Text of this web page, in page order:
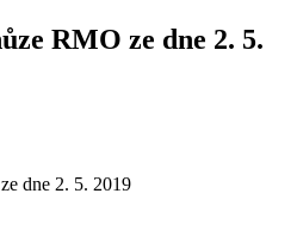
RMO ze dne 2. 5.
dne 2. 5. 2019